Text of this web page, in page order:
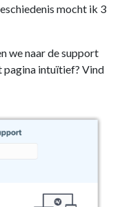
mocht ik 3
we naar de support
pagina intuïtief? Vind